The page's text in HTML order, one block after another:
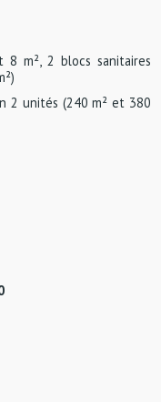
8 m², 2 blocs sanitaires
2 unités (240 m² et 380